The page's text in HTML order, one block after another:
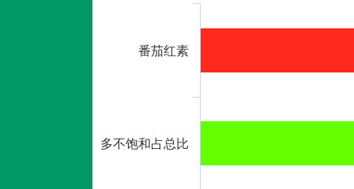
番茄红素
多不饱和占总比